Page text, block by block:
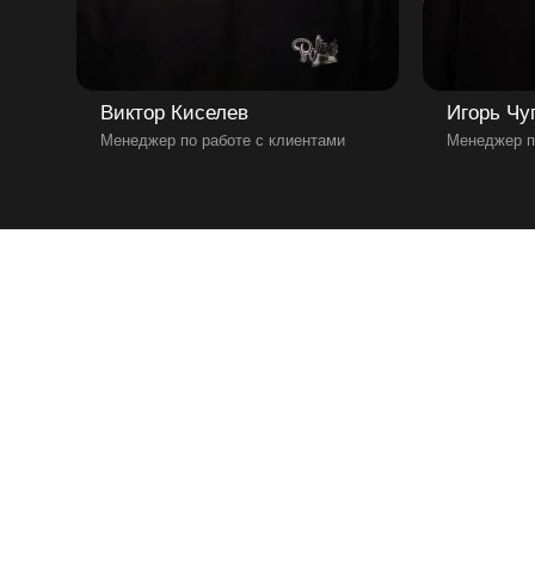
Виктор Киселев
Менеджер по работе с клиентами
Игорь
Менеджер